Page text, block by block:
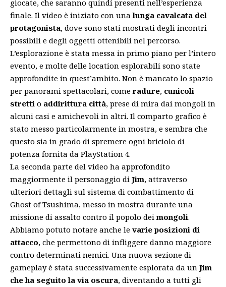
giocate, che saranno quindi presenti nell’esperienza
finale. Il video è iniziato con unalunga cavalcata del
protagonista, dove sono stati mostrati degli incontri
possibili e degli oggetti ottenibili nel percorso.
L’esplorazione è stata messa in primo piano per l’intero
evento, e molte delle location esplorabili sono state
approfondite in quest’ambito. Non è mancato lo spazio
per panorami spettacolari, comeradure, cunicoli
stretti o addirittura città, prese di mira dai mongoli in
alcuni casi e amichevoli in altri. Il comparto grafico è
stato messo particolarmente in mostra, e sembra che
questo sia in grado di spremere ogni briciolo di
potenza fornita da PlayStation 4.
La seconda parte del video ha approfondito
maggiormente il personaggio di Jim, attraverso
ulteriori dettagli sul sistema di combattimento di
Ghost of Tsushima, messo in mostra durante una
missione di assalto contro il popolo deimongoli.
Abbiamo potuto notare anche le varie posizioni di
attacco, che permettono di infliggere danno maggiore
contro determinati nemici. Una nuova sezione di
gameplay è stata successivamente esplorata da un Jim
che ha seguito la via oscura, diventando a tutti gli